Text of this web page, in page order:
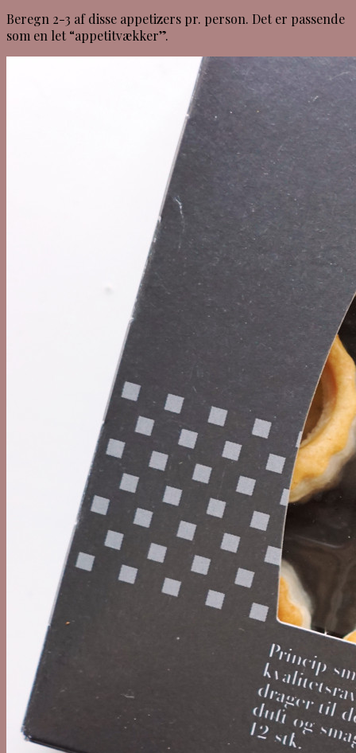
Beregn 2-3 af disse appetizers pr. person. Det er passende
som en let “appetitvækker”.